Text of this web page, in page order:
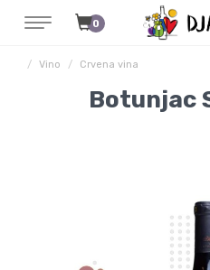
0
Vino Crvena vina
Botunjac